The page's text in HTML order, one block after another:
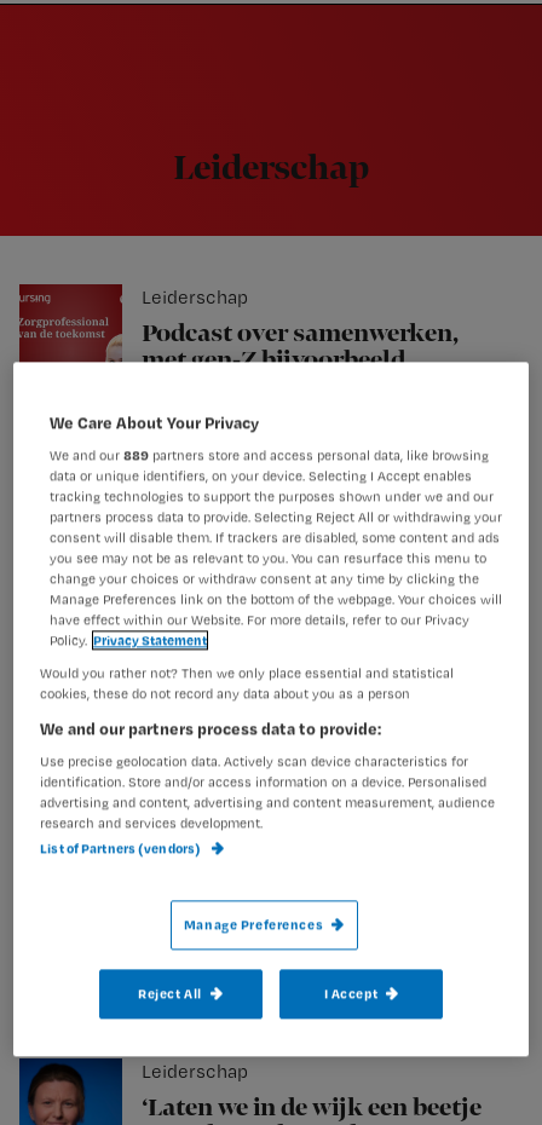
Nursing
Leiderschap
Leiderschap
Podcast over samenwerken,
met gen-Z bijvoorbeeld
Leiderschap
Postoperatief douchen na 24
uur in plaats van 48 uur
Duurzaamheid
‘Verpleegkundige, pak je rol in
duurzaamheid’
Patiëntenparticipatie in St.
Antonius vraagt om nieuwe
blik van verpleegkundigen
Leiderschap
‘Laten we in de wijk een beetje
We Care About Your Privacy
We and our889 partners store and access personal data, like browsing
data or unique identifiers, on your device. Selecting I Accept enables
tracking technologies to support the purposes shown under we and our
partners process data to provide. Selecting Reject All or withdrawing your
consent will disable them. If trackers are disabled, some content and ads
you see may not be as relevant to you. You can resurface this menu to
change your choices or withdraw consent at any time by clicking the
Manage Preferences link on the bottom of the webpage. Your choices will
have effect within our Website. For more details, refer to our Privacy
Policy. Privacy Statement
Would you rather not? Then we only place essential and statistical
cookies, these do not record any data about you as a person
We and our partners process data to provide:
Use precise geolocation data. Actively scan device characteristics for
identification. Store and/or access information on a device. Personalised
advertising and content, advertising and content measurement, audience
research and services development.
List of Partners (vendors)
Manage Preferences
Reject All I Accept